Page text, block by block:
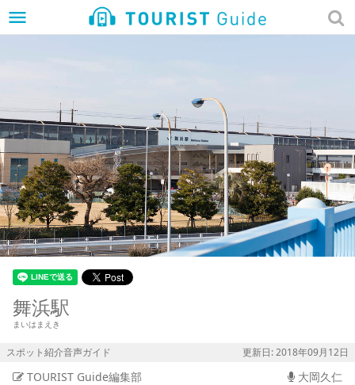
menu
舞浜駅
まいはまえき
スポット紹介音声ガイド 更新日: 2018年09月12日
TOURIST Guide編集部 大岡久仁